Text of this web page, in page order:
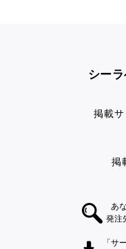
シー
掲載
掲
あ
発注
「サ